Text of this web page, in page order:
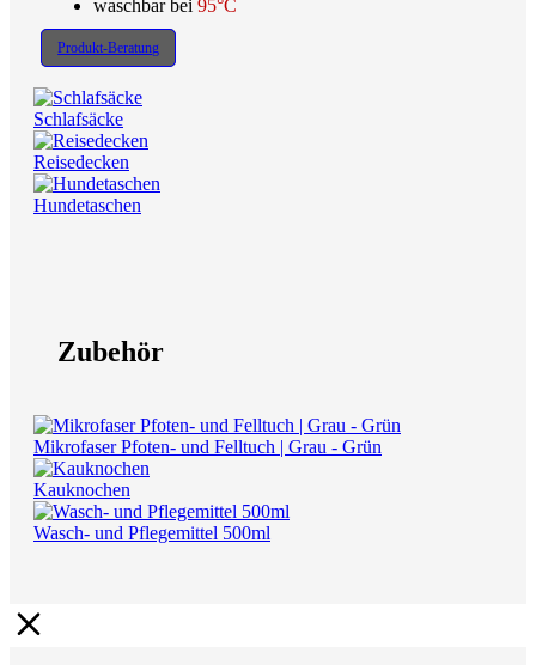
waschbar bei 95°C
Produkt-Beratung
Schlafsäcke
Reisedecken
Hundetaschen
Zubehör
Mikrofaser Pfoten- und Felltuch | Grau - Grün
Kauknochen
Wasch- und Pflegemittel 500ml